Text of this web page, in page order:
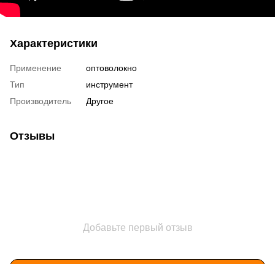
Характеристики
Применение
оптоволокно
Тип
инструмент
Производитель
Другое
Отзывы
Добавьте первый отзыв